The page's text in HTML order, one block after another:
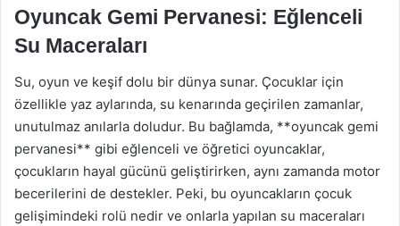
Oyuncak Gemi Pervanesi: Eğlenceli
Su Maceraları
Su, oyun ve keşif dolu bir dünya sunar. Çocuklar için
özellikle yaz aylarında, su kenarında geçirilen zamanlar,
unutulmaz anılarla doludur. Bu bağlamda, **oyuncak gemi
pervanesi** gibi eğlenceli ve öğretici oyuncaklar,
çocukların hayal gücünü geliştirirken, aynı zamanda motor
becerilerini de destekler. Peki, bu oyuncakların çocuk
gelişimindeki rolü nedir ve onlarla yapılan su maceraları